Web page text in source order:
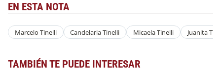
EN ESTA NOTA
Marcelo Tinelli Candelaria Tinelli Micaela Tinelli Juanita
TAMBIÉN TE PUEDE INTERESAR